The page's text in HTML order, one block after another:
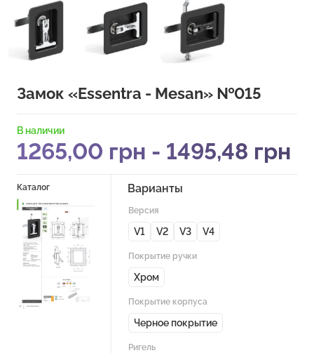
Замок «Essentra - Mesan» №015
В наличии
1265,00 грн - 1495,48 грн
Каталог Варианты
Версия
V1 V2 V3 V4
Покрытие ручки
Хром
Покрытие корпуса
Черное покрытие
Ригель